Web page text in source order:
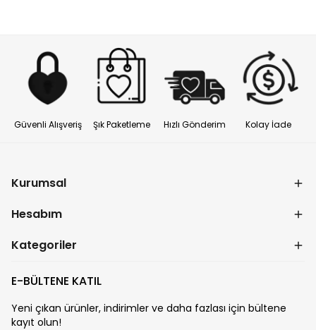
Güvenli Alışveriş Şık Paketleme Hızlı Gönderim Kolay İade
Kurumsal
Hesabım
Kategoriler
E-BÜLTENE KATIL
Yeni çıkan ürünler, indirimler ve daha fazlası için bültene
kayıt olun!